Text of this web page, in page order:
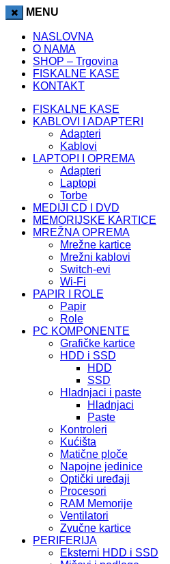
grandpashabet
MENU
NASLOVNA
O NAMA
SHOP – Trgovina
FISKALNE KASE
KONTAKT
FISKALNE KASE
KABLOVI I ADAPTERI
Adapteri
Kablovi
LAPTOPI I OPREMA
Adapteri
Laptopi
Torbe
MEDIJI CD I DVD
MEMORIJSKE KARTICE
MREŽNA OPREMA
Mrežne kartice
Mrežni kablovi
Switch-evi
Wi-Fi
PAPIR I ROLE
Papir
Role
PC KOMPONENTE
Grafičke kartice
HDD i SSD
HDD
SSD
Hladnjaci i paste
Hladnjaci
Paste
Kontroleri
Kućišta
Matične ploče
Napojne jedinice
Optički uređaji
Procesori
RAM Memorije
Ventilatori
Zvučne kartice
PERIFERIJA
Eksterni HDD i SSD